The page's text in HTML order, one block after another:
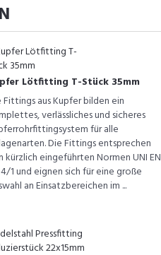
Lötfitting T-Stück 35mm
Fittings aus Kupfer bilden ein
verlässliches und sicheres
für alle
Die Fittings entsprechen
kürzlich eingeführten Normen UNI EN
1 und eignen sich für eine große
an Einsatzbereichen im ...